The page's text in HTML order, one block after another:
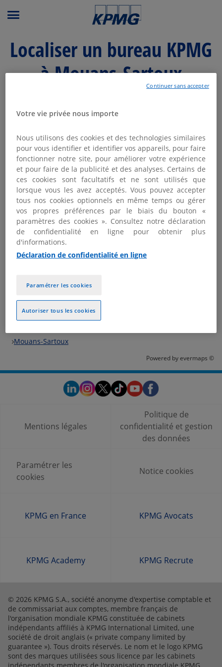
Menu principal
Localiser un bureau KPMG
à Mouans-Sartoux
Liste Carte
1
20.25
km
KPMG NICE
57 Avenue Simone Veil
06200 Nice
04 92 00 34 99
Fermé aujourd'hui
Nous contacter
Plus d'informations
Trouver votre bureau KPMG
Mouans-Sartoux
Powered byevermaps ©
Mentions légales
Politique de
confidentialité et gestion
des données
Paramétrer les
cookies
Notice cookies
KPMG en France KPMG Avocats
KPMG Academy KPMG Recrute
© 2026 KPMG S.A., société anonyme d'expertise comptable et
de commissariat aux comptes, membre français de
l'organisation mondiale KPMG constituée de cabinets
indépendants affiliés à KPMG International Limited, une
société de droit anglais (« private company limited by
guarantee »). Tous droits réservés. Le nom et le logo KPMG
sont des marques utilisées sous licence par les cabinets
Votre vie privée nous importe
Nous utilisons des cookies et des technologies similaires
pour vous identifier et identifier vos appareils, pour faire
fonctionner notre site, pour améliorer votre expérience
et pour faire de la publicité et des analyses. Certains de
ces cookies sont facultatifs et ne sont utilisés que
lorsque vous les avez acceptés. Vous pouvez accepter
tous nos cookies optionnels en même temps ou gérer
vos propres préférences par le biais du bouton «
paramètres des cookies ». Consultez notre déclaration
de confidentialité en ligne pour obtenir plus
d'informations.
Déclaration de confidentialité en ligne
Autoriser tous les cookies
Paramétrer les cookies
Continuer sans accepter